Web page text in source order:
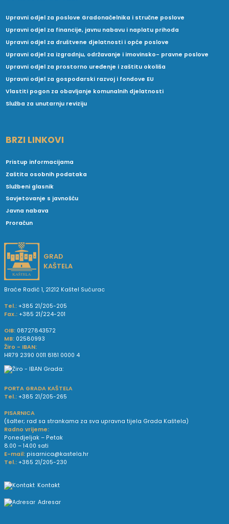
Upravni odjel za poslove Gradonačelnika i stručne poslove
Upravni odjel za financije, javnu nabavu i naplatu prihoda
Upravni odjel za društvene djelatnosti i opće poslove
Upravni odjel za izgradnju, održavanje i imovinsko- pravne poslove
Upravni odjel za prostorno uređenje i zaštitu okoliša
Upravni odjel za gospodarski razvoj i fondove EU
Vlastiti pogon za obavljanje komunalnih djelatnosti
Služba za unutarnju reviziju
BRZI LINKOVI
Pristup informacijama
Zaštita osobnih podataka
Službeni glasnik
Savjetovanje s javnošću
Javna nabava
Proračun
GRAD
KAŠTELA
Braće Radić 1, 21212 Kaštel Sućurac
Tel.: +385 21/205-205
Fax.: +385 21/224-201
OIB: 08727843572
MB: 02580993
Žiro - IBAN:
HR79 2390 0011 8181 0000 4
PORTA GRADA KAŠTELA
Tel.: +385 21/205-265
PISARNICA
(šalter; rad sa strankama za sva upravna tijela Grada Kaštela)
Radno vrijeme:
Ponedjeljak – Petak
8.00 – 14.00 sati
E-mail: pisarnica@kastela.hr
Tel.: +385 21/205-230
Kontakt
Adresar